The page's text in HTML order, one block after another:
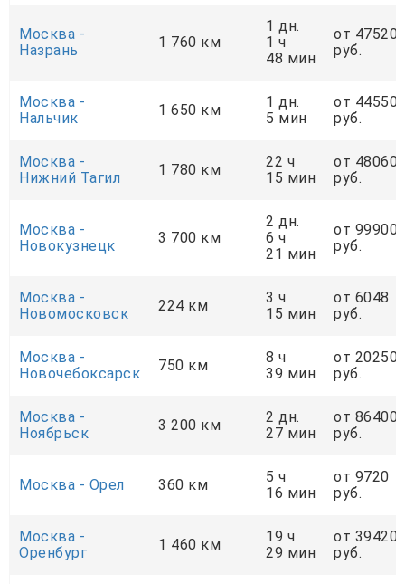
Москва -
Назрань
1 760 км
1 дн.
1 ч
48 мин
от 47520
руб.
Москва -
Нальчик
1 650 км
1 дн.
5 мин
от 44550
руб.
Москва -
Нижний Тагил
1 780 км
22 ч
15 мин
от 48060
руб.
Москва -
Новокузнецк
3 700 км
2 дн.
6 ч
21 мин
от 99900
руб.
Москва -
Новомосковск
224 км
3 ч
15 мин
от 6048
руб.
Москва -
Новочебоксарск
750 км
8 ч
39 мин
от 20250
руб.
Москва -
Ноябрьск
3 200 км
2 дн.
27 мин
от 86400
руб.
Москва - Орел 360 км
5 ч
16 мин
от 9720
руб.
Москва -
Оренбург
1 460 км
19 ч
29 мин
от 39420
руб.